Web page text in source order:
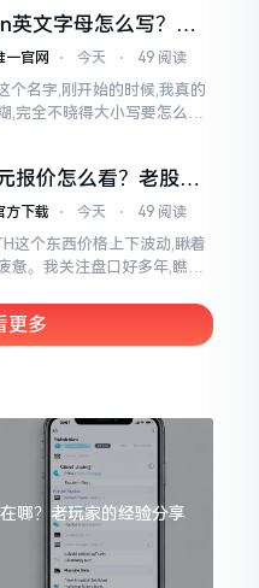
电脑端的入口。
英文字母怎么写？正
这里
官网 ⋅ 今天 ⋅ 49 阅读
个名字,刚开始的时候,我真的
,完全不晓得大小写要怎么去
报价怎么看？老股民
你盯盘
下载 ⋅ 今天 ⋅ 49 阅读
这个东西价格上下波动,瞅着
惫。我关注盘口好多年,瞧见
,而是你怎样去看待、如何做
更多
哪？老玩家的经验分享